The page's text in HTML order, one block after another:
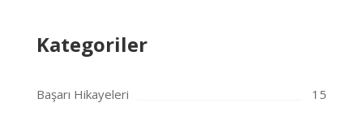
Kategoriler
Başarı Hikayeleri 15